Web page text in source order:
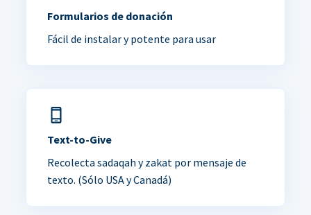
Formularios de donación
Fácil de instalar y potente para usar
Text-to-Give
Recolecta sadaqah y zakat por mensaje de
texto. (Sólo USA y Canadá)